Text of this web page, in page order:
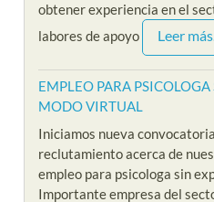
obtener experiencia en el
labores de apoyo
Leer
EMPLEO PARA
MODO VIRTUAL
Iniciamos nueva
reclutamiento acerca de
empleo para psicologa sin
Importante empresa del